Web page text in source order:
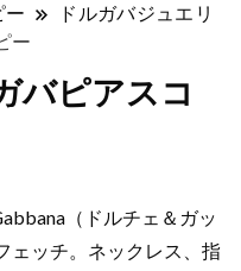
ー
ドルガバジュエリ
ー
バピアスコ
（ドルチェ＆ガッ
ェッチ。ネックレス、指